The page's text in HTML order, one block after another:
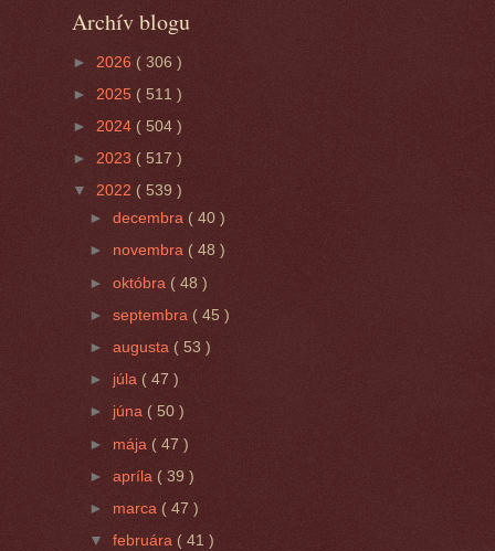
Archív blogu
► 2026 ( 306 )
► 2025 ( 511 )
► 2024 ( 504 )
► 2023 ( 517 )
▼ 2022 ( 539 )
►decembra ( 40 )
► novembra ( 48 )
►októbra ( 48 )
►septembra ( 45 )
►augusta ( 53 )
► júla ( 47 )
► júna ( 50 )
► mája ( 47 )
►apríla ( 39 )
► marca ( 47 )
▼februára ( 41 )